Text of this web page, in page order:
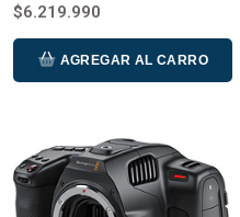
$6.219.990
AGREGAR AL CARRO